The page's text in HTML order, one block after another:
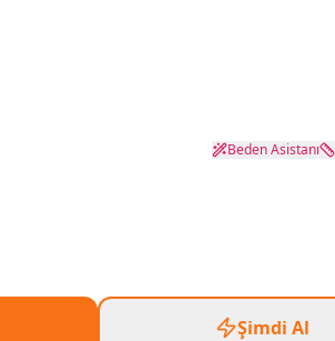
Beden Asistanı
Şimdi Al